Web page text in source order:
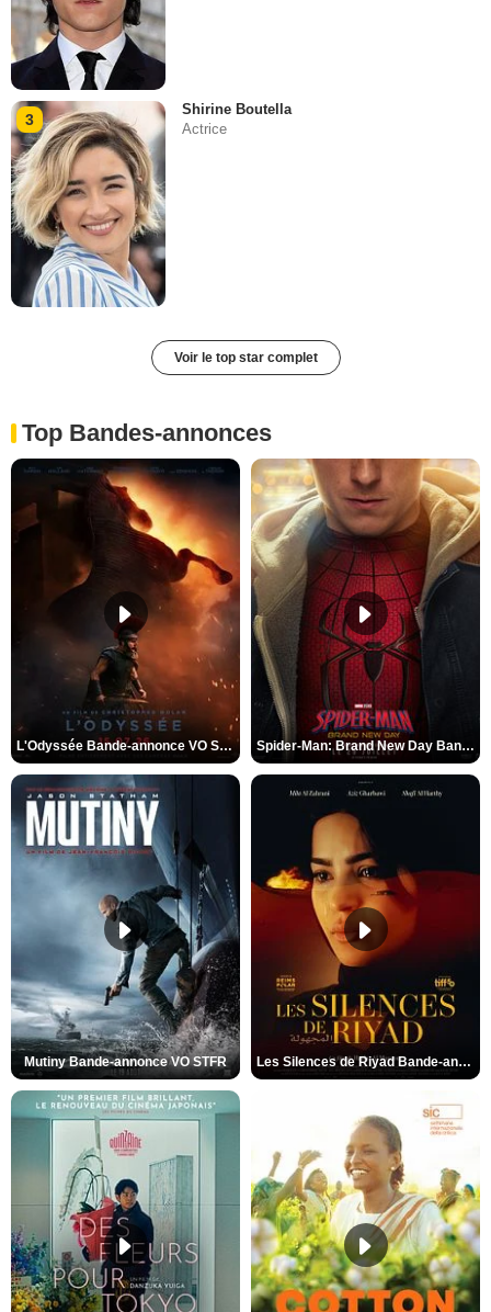
3
Shirine Boutella
Actrice
Voir le top star complet
Top Bandes-annonces
L'Odyssée Bande-annonce VO STFR Spider-Man: Brand New Day Bande-annonce VO STFR
Mutiny Bande-annonce VO STFR Les Silences de Riyad Bande-annonce VO STFR